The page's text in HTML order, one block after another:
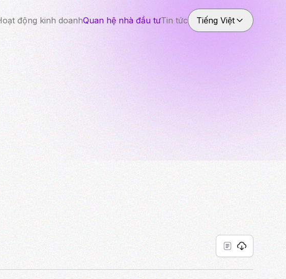
động kinh doanhQuan hệ nhà đầu tưTin tức Tiếng Việt